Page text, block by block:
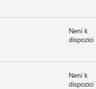
Není k
dispozici
Není k
dispozici